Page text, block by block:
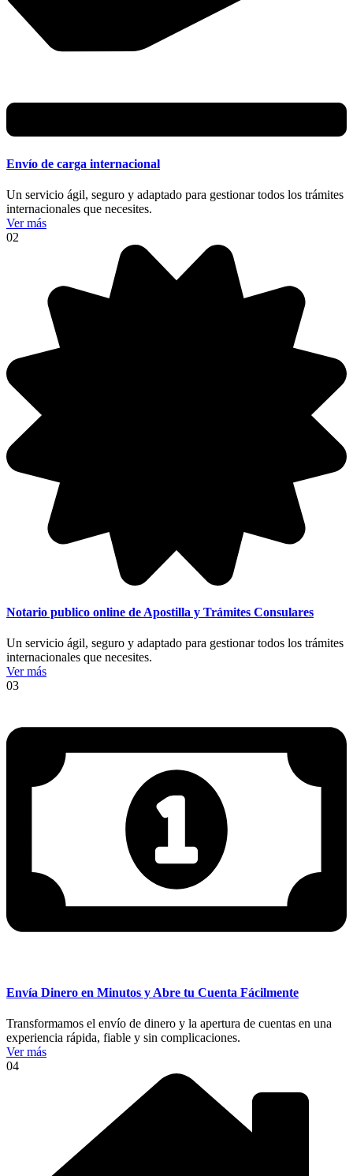
Envío de carga internacional
Un servicio ágil, seguro y adaptado para gestionar todos los trámites
internacionales que necesites.
Ver más
02
Notario publico online de Apostilla y Trámites Consulares
Un servicio ágil, seguro y adaptado para gestionar todos los trámites
internacionales que necesites.
Ver más
03
Envía Dinero en Minutos y Abre tu Cuenta Fácilmente
Transformamos el envío de dinero y la apertura de cuentas en una
experiencia rápida, fiable y sin complicaciones.
Ver más
04